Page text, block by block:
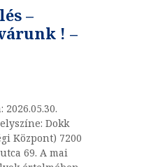
–
! –
Dokk
Központ) 7200
69. A mai